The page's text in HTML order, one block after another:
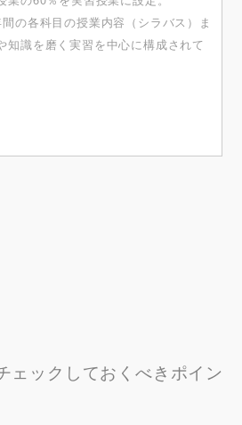
の各科目の授業内容（シラバス）ま
知識を磨く実習を中心に構成されて
ックしておくべきポイン